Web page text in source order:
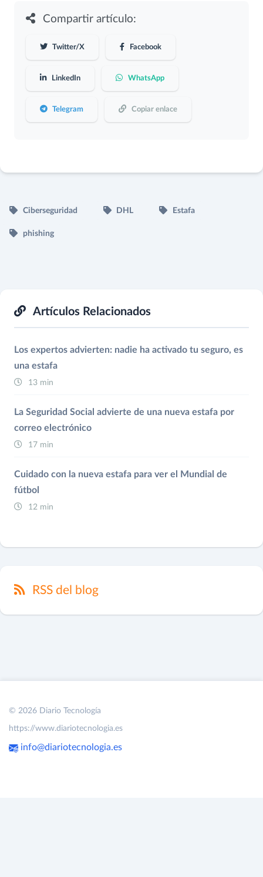
Compartir artículo:
Twitter/X Facebook
LinkedIn WhatsApp
Telegram Copiar enlace
Ciberseguridad DHL Estafa
phishing
Artículos Relacionados
Los expertos advierten: nadie ha activado tu seguro, es
una estafa
13 min
La Seguridad Social advierte de una nueva estafa por
correo electrónico
17 min
Cuidado con la nueva estafa para ver el Mundial de
fútbol
12 min
RSS del blog
© 2026 Diario Tecnología
https://www.diariotecnologia.es
info@diariotecnologia.es